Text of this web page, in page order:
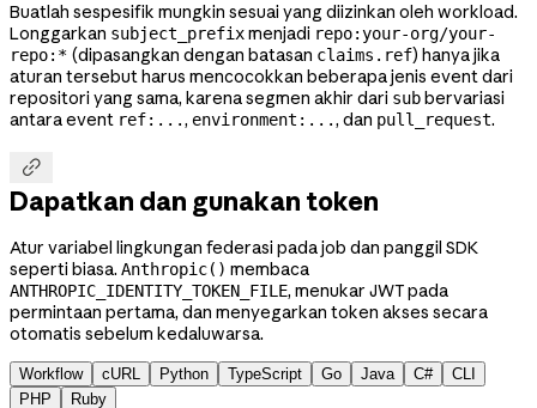
Buatlah sespesifik mungkin sesuai yang diizinkan oleh workload.
Longgarkan subject_prefixmenjadi repo:your-org/your-
repo:* (dipasangkan dengan batasan claims.ref) hanya jika
aturan tersebut harus mencocokkan beberapa jenis event dari
repositori yang sama, karena segmen akhir dari sub bervariasi
antara event ref:..., environment:..., dan pull_request.

Dapatkan dan gunakan token
Atur variabel lingkungan federasi pada job dan panggil SDK
seperti biasa. Anthropic() membaca
ANTHROPIC_IDENTITY_TOKEN_FILE, menukar JWT pada
permintaan pertama, dan menyegarkan token akses secara
otomatis sebelum kedaluwarsa.
Workflow cURL Python TypeScript Go Java C#
CLI
PHP
Ruby